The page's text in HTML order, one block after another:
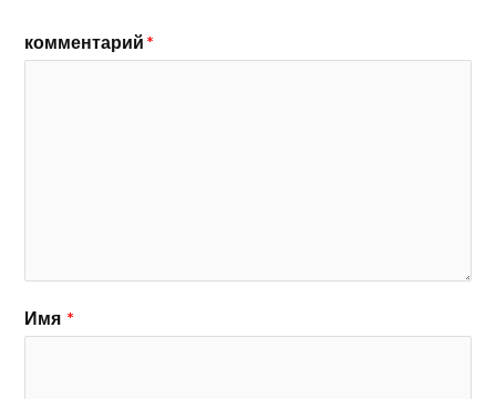
комментарий *
Имя *